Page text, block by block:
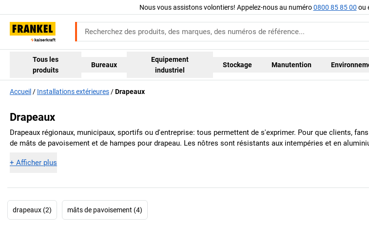
Nous vous assistons volontiers! Appelez-nous au numéro0800 85 85 00 ou
Tous les
produits
Bureaux
Equipement
industriel
Stockage Manutention
Accueil Installations extérieures Drapeaux
Drapeaux
Drapeaux régionaux, municipaux, sportifs ou d'entreprise: tous permettent de s'exprimer. Pour que clients,
de mâts de pavoisement et de hampes pour drapeau. Les nôtres sont résistants aux intempéries et en
+ Afficher plus
drapeaux (2) mâts de pavoisement (4)